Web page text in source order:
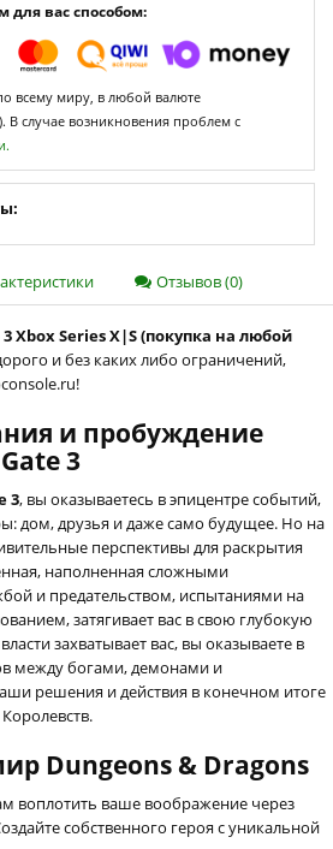
вас способом:
всему миру, в любой валюте
В случае возникновения проблем с
Отзывов (0)
Xbox Series X|S (покупка на любой
и без каких либо ограничений,
и пробуждение
3
3, вы оказываетесь в эпицентре событий,
дом, друзья и даже само будущее. Но на
перспективы для раскрытия
наполненная сложными
и предательством, испытаниями на
затягивает вас в свою глубокую
захватывает вас, вы оказываете в
между богами, демонами и
решения и действия в конечном итоге
Dungeons & Dragons
воплотить ваше воображение через
собственного героя с уникальной